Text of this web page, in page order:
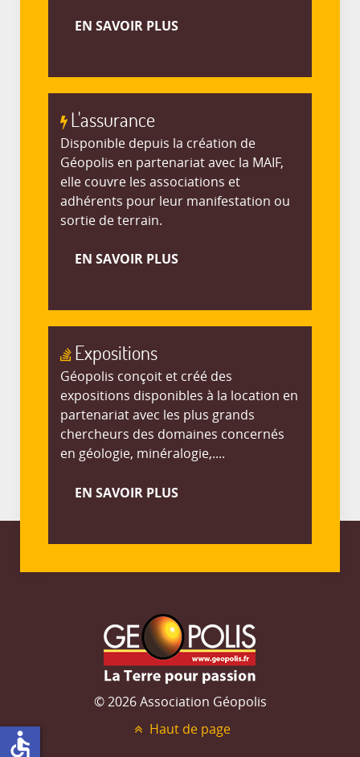
EN SAVOIR PLUS
L'assurance
Disponible depuis la création de
Géopolis en partenariat avec la MAIF,
elle couvre les associations et
adhérents pour leur manifestation ou
sortie de terrain.
EN SAVOIR PLUS
Expositions
Géopolis conçoit et créé des
expositions disponibles à la location en
partenariat avec les plus grands
chercheurs des domaines concernés
en géologie, minéralogie,....
EN SAVOIR PLUS
© 2026 Association Géopolis
Haut de page
accessible